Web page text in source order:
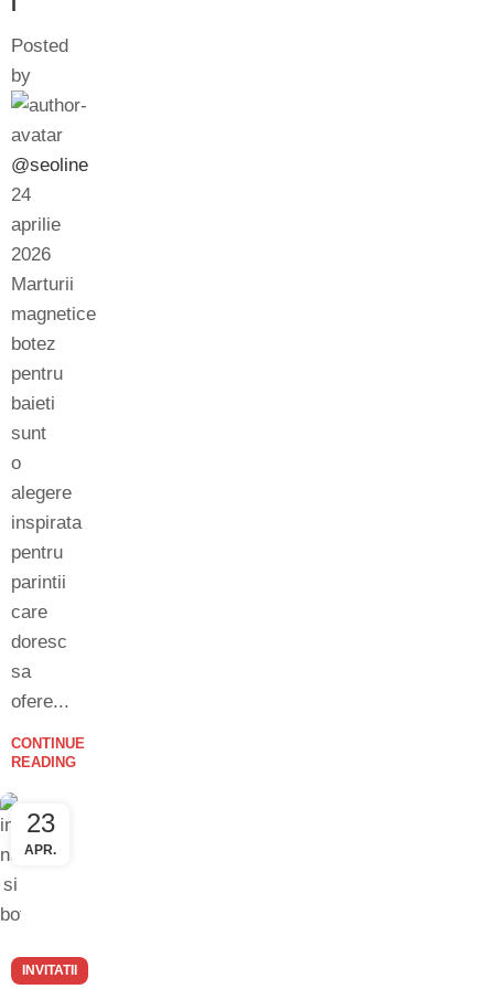
i
Posted
by
@seoline
24
aprilie
2026
Marturii
magnetice
botez
pentru
baieti
sunt
o
alegere
inspirata
pentru
parintii
care
doresc
sa
ofere...
CONTINUE
READING
23
APR.
INVITATII